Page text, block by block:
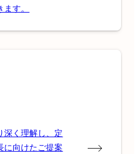
す。
深く理解し、定
に向けたご提案